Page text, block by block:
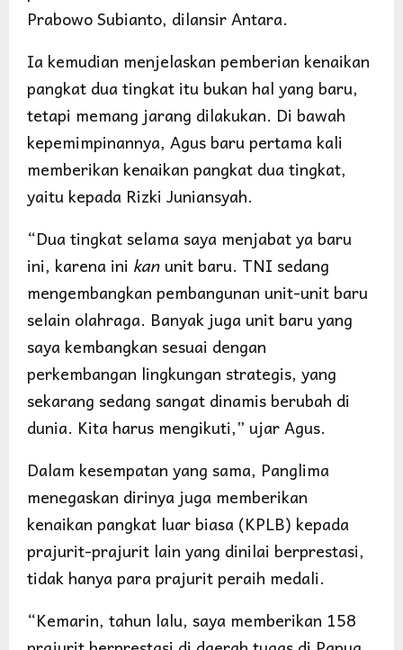
Prabowo Subianto, dilansir Antara.
Ia kemudian menjelaskan pemberian kenaikan
pangkat dua tingkat itu bukan hal yang baru,
tetapi memang jarang dilakukan. Di bawah
kepemimpinannya, Agus baru pertama kali
memberikan kenaikan pangkat dua tingkat,
yaitu kepada Rizki Juniansyah.
“Dua tingkat selama saya menjabat ya baru
ini, karena ini kanunit baru. TNI sedang
mengembangkan pembangunan unit-unit baru
selain olahraga. Banyak juga unit baru yang
saya kembangkan sesuai dengan
perkembangan lingkungan strategis, yang
sekarang sedang sangat dinamis berubah di
dunia. Kita harus mengikuti,” ujar Agus.
Dalam kesempatan yang sama, Panglima
menegaskan dirinya juga memberikan
kenaikan pangkat luar biasa (KPLB) kepada
prajurit-prajurit lain yang dinilai berprestasi,
tidak hanya para prajurit peraih medali.
“Kemarin, tahun lalu, saya memberikan 158